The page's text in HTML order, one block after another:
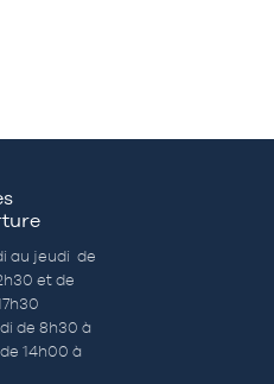
au jeudi de
et de
de 8h30 à
14h00 à